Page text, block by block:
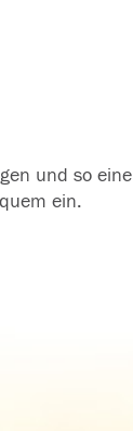
und so eine
ein.